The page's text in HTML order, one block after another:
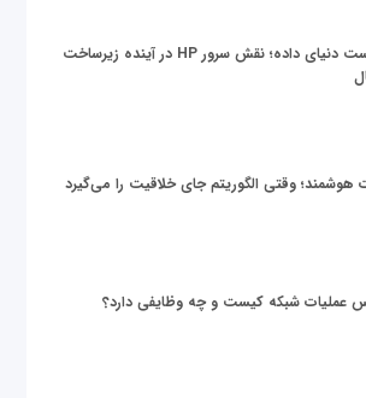
زیر پوست دنیای داده؛ نقش سرور HP در آینده زیرساخت
هوشمند؛ وقتی الگوریتم جای خلاقیت را می‌گیرد
عملیات شبکه کیست و چه وظایفی دارد؟